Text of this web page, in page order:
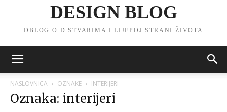
DESIGN BLOG
DBLOG O D STVARIMA I LIJEPOJ STRANI ŽIVOTA
NASLOVNICA OZNAKE INTERIJERI
Oznaka: interijeri